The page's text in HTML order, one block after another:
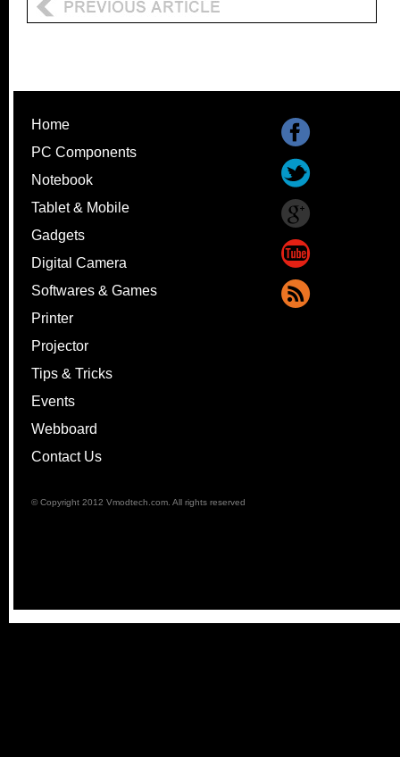
Home
PC Components
Notebook
Tablet & Mobile
Gadgets
Digital Camera
Softwares & Games
Printer
Projector
Tips & Tricks
Events
Webboard
Contact Us
© Copyright 2012 Vmodtech.com. All rights reserved